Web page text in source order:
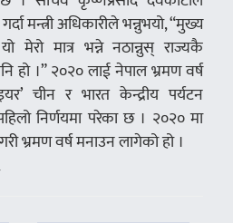
मन्त्री अधिकारीले भन्नुभयो, “मुख्य
मेरो मात्र भन्ने नठान्नुस् राज्यकै
हो ।” २०२० लाई नेपाल भ्रमण वर्ष
चीन र भारत केन्द्रीय पर्यटन
निर्णयमा परेका छ । २०२० मा
भ्रमण वर्ष मनाउन लागेको हो ।